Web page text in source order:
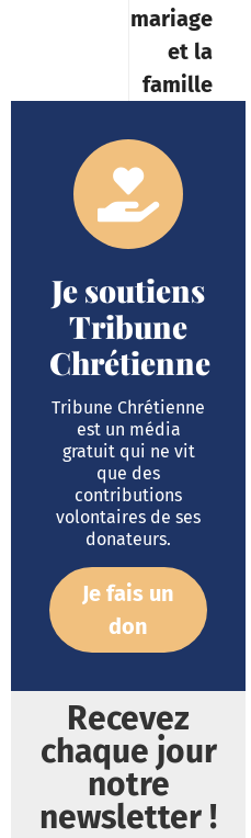
mariage
et la
famille
Je soutiens
Tribune
Chrétienne
Tribune Chrétienne
est un média
gratuit qui ne vit
que des
contributions
volontaires de ses
donateurs.
Je fais un
don
Recevez
chaque jour
notre
newsletter !